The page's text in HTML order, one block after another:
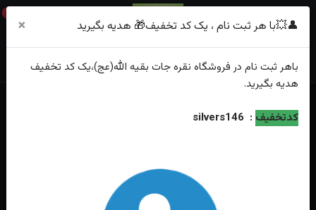
0
خانه فهرست محصولات
👤💥با هر ثبت نام ، یک کد تخفیف🎁 هدیه بگیرید ×
باهر ثبت نام در فروشگاه نقره جات بقیه الله(عج)،یک کد تخفیف
هدیه بگیرید.
کدتخفیف :
silvers146